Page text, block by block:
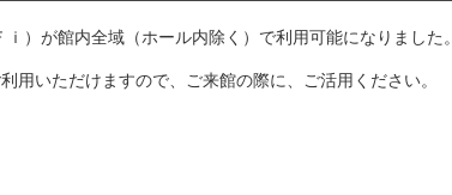
）が館内全域（ホール内除く）で利用可能になりました。
用いただけますので、ご来館の際に、ご活用ください。